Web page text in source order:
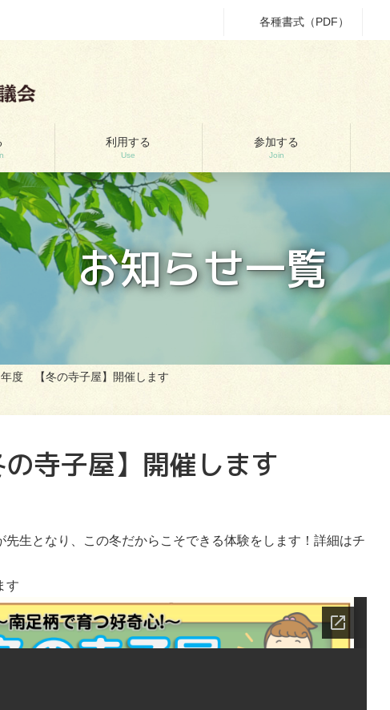
各種書式（PDF）
利用する
Use
参加する
Join
お知らせ一覧
度 【冬の寺子屋】開催します
寺子屋】開催します
生となり、この冬だからこそできる体験をします！詳細はチ
す